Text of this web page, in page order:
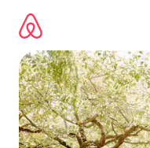
para
conteúdo